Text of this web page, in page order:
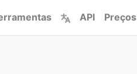
API Preços